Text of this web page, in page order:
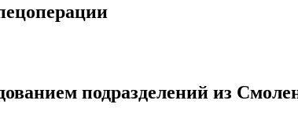
подразделений из